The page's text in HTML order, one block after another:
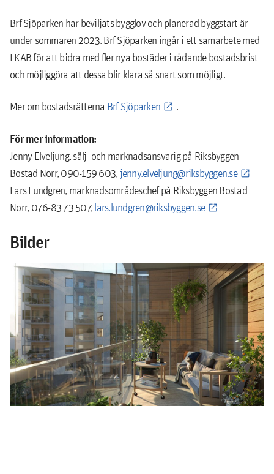
Brf Sjöparken har beviljats bygglov och planerad byggstart är
under sommaren 2023. Brf Sjöparken ingår i ett samarbete med
LKAB för att bidra med fler nya bostäder i rådande bostadsbrist
och möjliggöra att dessa blir klara så snart som möjligt.
Mer om bostadsrätterna Brf Sjöparken .
För mer information:
Jenny Elveljung, sälj- och marknadsansvarig på Riksbyggen
Bostad Norr, 090-159 603, jenny.elveljung@riksbyggen.se
Lars Lundgren, marknadsområdeschef på Riksbyggen Bostad
Norr, 076-83 73 507,lars.lundgren@riksbyggen.se
Bilder